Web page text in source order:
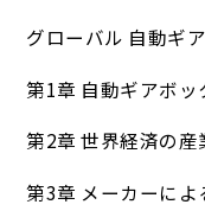
グローバル 自動ギ
第1章 自動ギアボ
第2章 世界経済の産
第3章 メーカーによ